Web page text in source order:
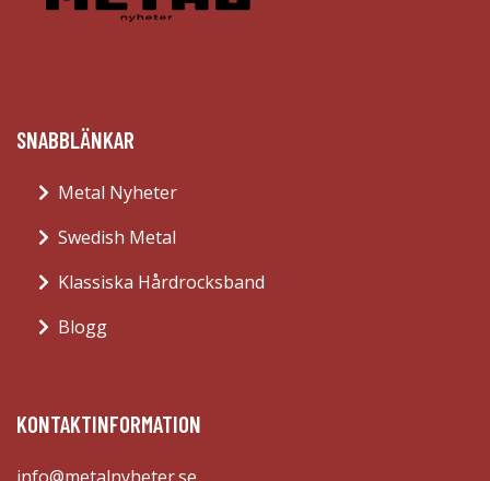
SNABBLÄNKAR
Metal Nyheter
Swedish Metal
Klassiska Hårdrocksband
Blogg
KONTAKTINFORMATION